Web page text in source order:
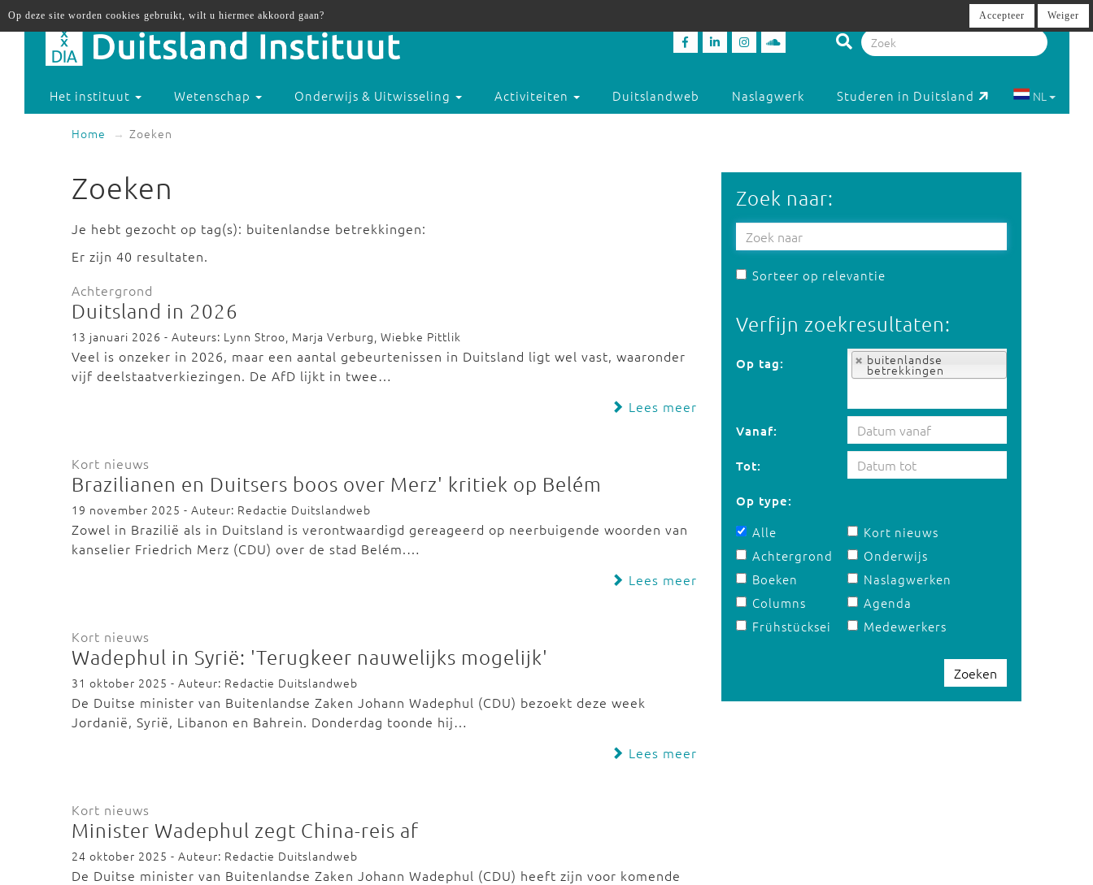
Het instituut Wetenschap Onderwijs & Uitwisseling Activiteiten Duitslandweb Naslagwerk Studeren in Duitsland NL
Home Zoeken
Zoeken
Je hebt gezocht op tag(s): buitenlandse betrekkingen:
Er zijn 40 resultaten.
Achtergrond
Duitsland in 2026
13 januari 2026 - Auteurs: Lynn Stroo, Marja Verburg, Wiebke Pittlik
Veel is onzeker in 2026, maar een aantal gebeurtenissen in Duitsland ligt wel vast, waaronder
vijf deelstaatverkiezingen. De AfD lijkt in twee…
Lees meer
Kort nieuws
Brazilianen en Duitsers boos over Merz' kritiek op Belém
19 november 2025 - Auteur: Redactie Duitslandweb
Zowel in Brazilië als in Duitsland is verontwaardigd gereageerd op neerbuigende woorden van
kanselier Friedrich Merz (CDU) over de stad Belém.…
Lees meer
Kort nieuws
Wadephul in Syrië: 'Terugkeer nauwelijks mogelijk'
31 oktober 2025 - Auteur: Redactie Duitslandweb
De Duitse minister van Buitenlandse Zaken Johann Wadephul (CDU) bezoekt deze week
Jordanië, Syrië, Libanon en Bahrein. Donderdag toonde hij…
Lees meer
Kort nieuws
Minister Wadephul zegt China-reis af
24 oktober 2025 - Auteur: Redactie Duitslandweb
De Duitse minister van Buitenlandse Zaken Johann Wadephul (CDU) heeft zijn voor komende
Zoek naar:
Sorteer op relevantie
Verfijn zoekresultaten:
Op tag: buitenlandse
betrekkingen
Op tag:
Vanaf:
Tot:
Op type:
Alle
Achtergrond
Boeken
Columns
Frühstücksei
Kort nieuws
Onderwijs
Naslagwerken
Agenda
Medewerkers
Zoeken
Op deze site worden cookies gebruikt, wilt u hiermee akkoord gaan? Accepteer Weiger